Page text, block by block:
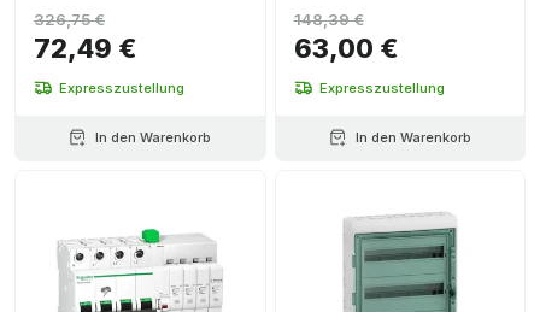
72,49 €
326,75 €
Expresszustellung
In den Warenkorb
63,00 €
148,39 €
Expresszustellung
In den Warenkorb